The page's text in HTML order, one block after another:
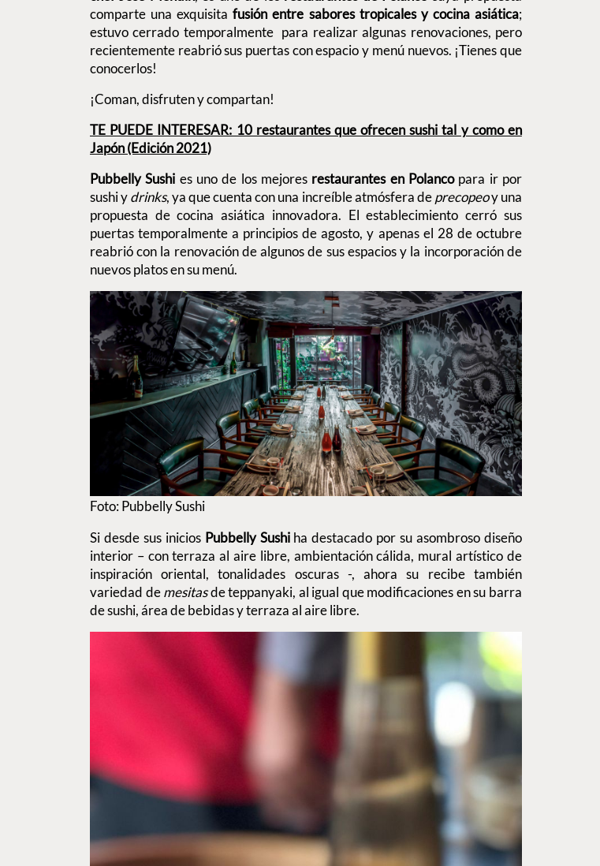
comparte una exquisita fusión entre sabores tropicales y cocina asiática;
estuvo cerrado temporalmente para realizar algunas renovaciones, pero
recientemente reabrió sus puertas con espacio y menú nuevos. ¡Tienes que
conocerlos!
¡Coman, disfruten y compartan!
TE PUEDE INTERESAR: 10 restaurantes que ofrecen sushi tal y como en
Japón (Edición 2021)
Pubbelly Sushi es uno de los mejoresrestaurantes en Polancopara ir por
sushi ydrinks, ya que cuenta con una increíble atmósfera deprecopeoy una
propuesta de cocina asiática innovadora. El establecimiento cerró sus
puertas temporalmente a principios de agosto, y apenas el 28 de octubre
reabrió con la renovación de algunos de sus espacios y la incorporación de
nuevos platos en su menú.
Foto: Pubbelly Sushi
Si desde sus inicios Pubbelly Sushi ha destacado por su asombroso diseño
interior – con terraza al aire libre, ambientación cálida, mural artístico de
inspiración oriental, tonalidades oscuras -, ahora su recibe también
variedad demesitasde teppanyaki, al igual que modificaciones en su barra
de sushi, área de bebidas y terraza al aire libre.